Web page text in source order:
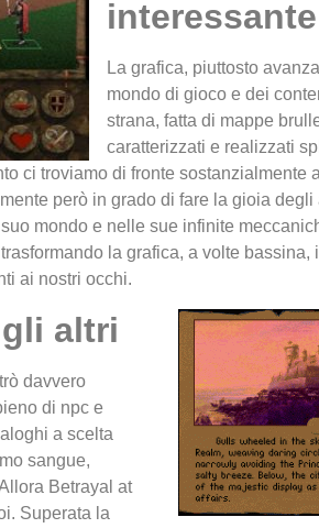
interessante
La grafica, piuttosto
mondo di gioco e dei
strana, fatta di mappe
caratterizzati e realizzati
ci troviamo di fronte sostanzialmente a
però in grado di fare la gioia degli
mondo e nelle sue infinite
la grafica, a volte bassina,
ai nostri occhi.
altri
davvero
di npc e
a scelta
sangue,
Betrayal at
Superata la